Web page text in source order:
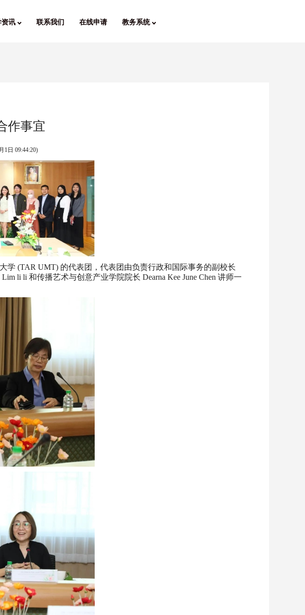
资讯 联系我们 在线申请 教务系统
作事宜
1日 09:44:20)
学 (TAR UMT) 的代表团，代表团由负责行政和国际事务的副校长
li li 和传播艺术与创意产业学院院长 Dearna Kee June Chen 讲师一